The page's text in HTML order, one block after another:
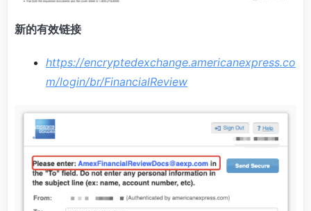
新的有效链接
https://encryptedexchange.americanexpress.co
m/login/br/FinancialReview